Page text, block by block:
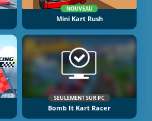
NOUVEAU
Mini Kart Rush
SEULEMENT SUR PC
Bomb It Kart Racer